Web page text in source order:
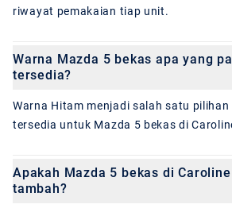
riwayat pemakaian tiap unit.
Warna Mazda 5 bekas apa yang
tersedia?
Warna Hitam menjadi salah satu
tersedia untuk Mazda 5 bekas di
Apakah Mazda 5 bekas di
tambah?